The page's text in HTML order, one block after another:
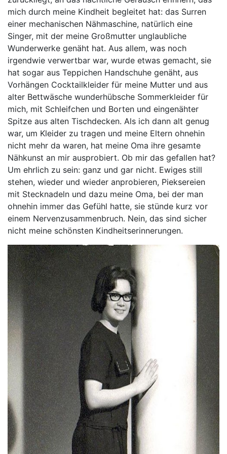
mich durch meine Kindheit begleitet hat: das Surren
einer mechanischen Nähmaschine, natürlich eine
Singer, mit der meine Großmutter unglaubliche
Wunderwerke genäht hat. Aus allem, was noch
irgendwie verwertbar war, wurde etwas gemacht, sie
hat sogar aus Teppichen Handschuhe genäht, aus
Vorhängen Cocktailkleider für meine Mutter und aus
alter Bettwäsche wunderhübsche Sommerkleider für
mich, mit Schleifchen und Borten und eingenähter
Spitze aus alten Tischdecken. Als ich dann alt genug
war, um Kleider zu tragen und meine Eltern ohnehin
nicht mehr da waren, hat meine Oma ihre gesamte
Nähkunst an mir ausprobiert. Ob mir das gefallen hat?
Um ehrlich zu sein: ganz und gar nicht. Ewiges still
stehen, wieder und wieder anprobieren, Pieksereien
mit Stecknadeln und dazu meine Oma, bei der man
ohnehin immer das Gefühl hatte, sie stünde kurz vor
einem Nervenzusammenbruch. Nein, das sind sicher
nicht meine schönsten Kindheitserinnerungen.